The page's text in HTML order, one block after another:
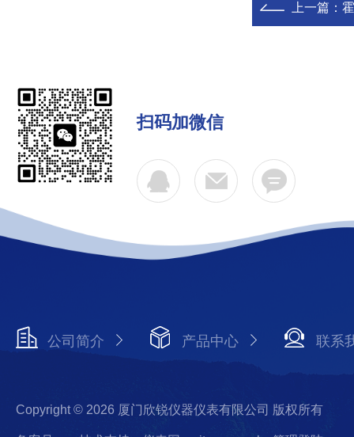
上一篇：
扫码加微信
公司简介 产品中心 联系
Copyright © 2026 厦门欣锐仪器仪表有限公司 版权所有